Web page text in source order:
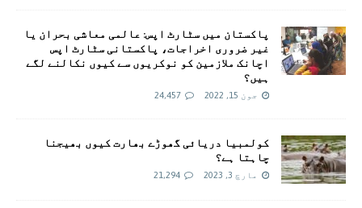
پاکستان میں سٹارٹ اپس: عالمی معاشی بحران یا
غیر ضروری اخراجات، پاکستانی سٹارٹ اپس
اچانک ملازمین کو نوکریوں سے کیوں نکالنے لگے
ہیں؟
جون 15, 2022 24,457
کولمبیا دریائی گھوڑے بھارت کیوں بھیجنا
چاہتا ہے؟
مارچ 3, 2023 21,294